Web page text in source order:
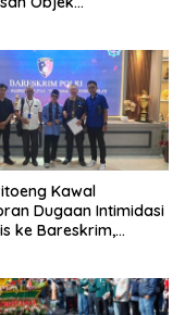
Kawal
Dugaan Intimidasi
ke Bareskrim,